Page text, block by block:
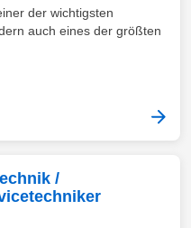
der wichtigsten
auch eines der größten
/